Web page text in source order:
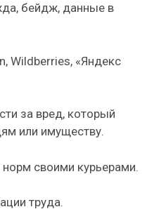
бейдж, данные в
Wildberries, «Яндекс
за вред, который
или имуществу.
своими курьерами.
труда.